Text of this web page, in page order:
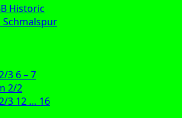
Historic
3 6 – 7
2/2
3 12 … 16